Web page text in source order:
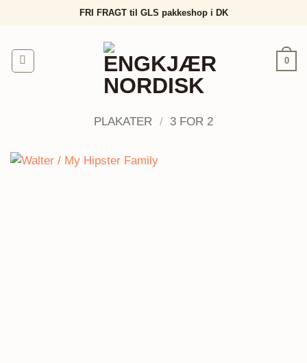
FRI FRAGT til GLS pakkeshop i DK
0
PLAKATER / 3 FOR 2